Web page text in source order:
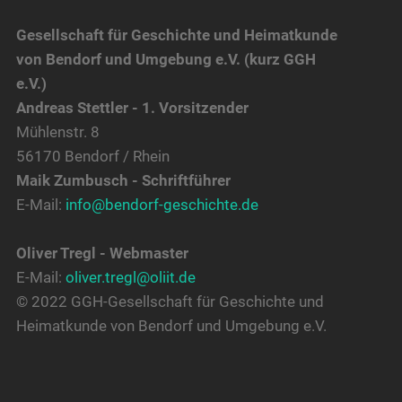
Gesellschaft für Geschichte und Heimatkunde
von Bendorf und Umgebung e.V. (kurz GGH
e.V.)
Andreas Stettler - 1. Vorsitzender
Mühlenstr. 8
56170 Bendorf / Rhein
Maik Zumbusch - Schriftführer
E-Mail: info@bendorf-geschichte.de
Oliver Tregl - Webmaster
E-Mail: oliver.tregl@oliit.de
© 2022 GGH-Gesellschaft für Geschichte und
Heimatkunde von Bendorf und Umgebung e.V.